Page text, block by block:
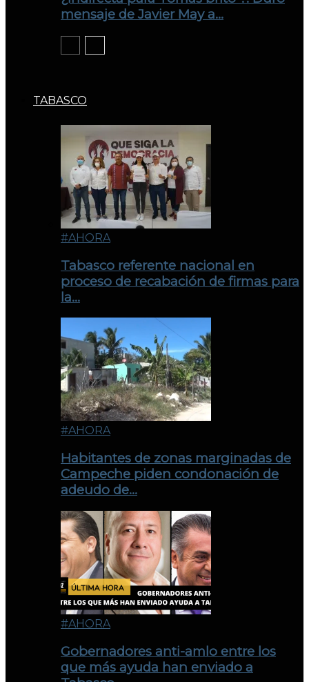
mensaje de Javier May a…
TABASCO
#AHORA
Tabasco referente nacional en
proceso de recabación de firmas para
la…
#AHORA
Habitantes de zonas marginadas de
Campeche piden condonación de
adeudo de…
#AHORA
Gobernadores anti-amlo entre los
que más ayuda han enviado a